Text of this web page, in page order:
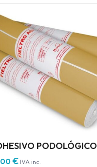
PODOLÓGICO
€IVA inc.